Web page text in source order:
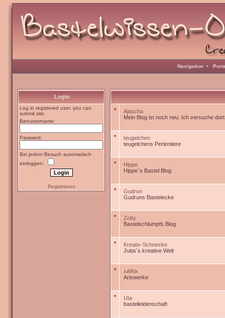
Navigation •
Login
Log in registered user, you can
submit site.
Benutzername:
Passwort:
Bei jedem Besuch automatisch
einloggen:
Registrieren
•
Ajascha
Mein Blog ist noch neu. Ich versuche
•
teugelchen
teugelchens Perlentiere
•
Hippe
Hippe`s Bastel Blog
•
Gudrun
Gudruns Bastelecke
•
Zotty
Bastelschlumpfs Blog
•
Kreativ-Schnecke
Jutta`s kreative Welt
•
xARix
Ariswerke
•
Uta
bastelleidenschaft